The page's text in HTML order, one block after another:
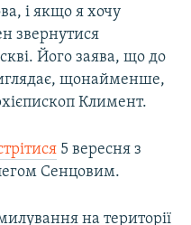
і якщо я хочу
звернутися
Його заява, що до
щонайменше,
Климент.
5 вересня з
Сенцовим.
на території